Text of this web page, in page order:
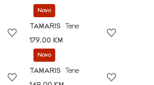
Novo
TAMARIS
Tene
179,00 KM
Novo
TAMARIS
Tene